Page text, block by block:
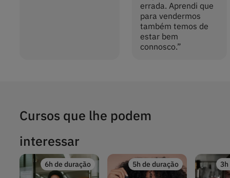
errada. Aprendi que
para vendermos
também temos de
estar bem
connosco.”
Cursos que lhe podem
interessar
6h de duração 5h de duração 3h